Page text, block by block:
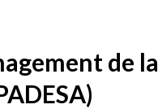
de la